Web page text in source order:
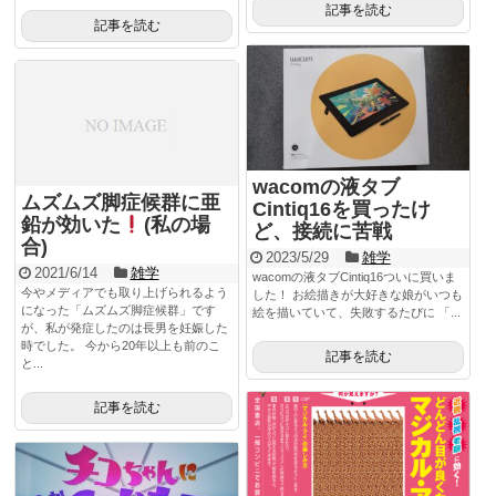
記事を読む
記事を読む
wacomの液タブ
Cintiq16を買ったけ
ど、接続に苦戦
2023/5/29 雑学
wacomの液タブCintiq16ついに買いま
した！ お絵描きが大好きな娘がいつも
絵を描いていて、失敗するたびに 「...
記事を読む
ムズムズ脚症候群に亜
鉛が効いた
(私の場
合)
2021/6/14 雑学
今やメディアでも取り上げられるよう
になった「ムズムズ脚症候群」です
が、私が発症したのは長男を妊娠した
時でした。 今から20年以上も前のこ
と...
記事を読む